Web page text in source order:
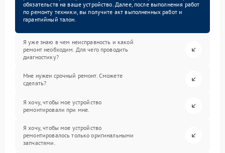
обязательств на ваше устройство. Далее, после выполнения работ
по ремонту техники, вы получите акт выполненных работ и
гарантийный талон.
Я уже знаю в чем неисправность и какой
ремонт необходим. Для чего проводить
диагностику?
Мне нужен срочный ремонт. Сможете
сделать?
Я хочу, чтобы мое устройство
ремонтировали при мне.
Я хочу, чтобы мое устройство
ремонтировалось только оригинальными
запчастями.